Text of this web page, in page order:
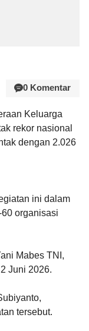
0 Komentar
Keluarga
rekor nasional
dengan 2.026
ini dalam
organisasi
Mabes TNI,
Juni 2026.
tersebut.